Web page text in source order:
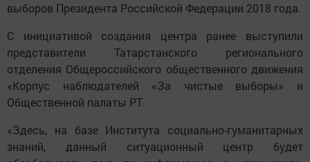
выборов Президента Российской Федерации 2018 года.
С инициативой создания центра ранее выступили
представители Татарстанского регионального
отделения Общероссийского общественного движения
«Корпус наблюдателей «За чистые выборы» и
Общественной палаты РТ.
«Здесь, на базе Института социально-гуманитарных
знаний, данный ситуационный центр будет